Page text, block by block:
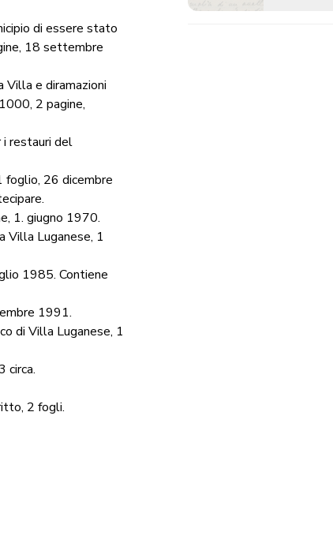
di essere stato
18 settembre
e diramazioni
2 pagine,
i restauri del
foglio, 26 dicembre
1. giugno 1970.
Villa Luganese, 1
1985. Contiene
1991.
di Villa Luganese, 1
circa.
2 fogli.